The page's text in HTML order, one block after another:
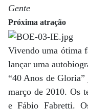
Gente
Próxima atração
Vivendo uma ótima
lançar uma
“40 Anos de
março de 2010. Os
e Fábio Fabretti.